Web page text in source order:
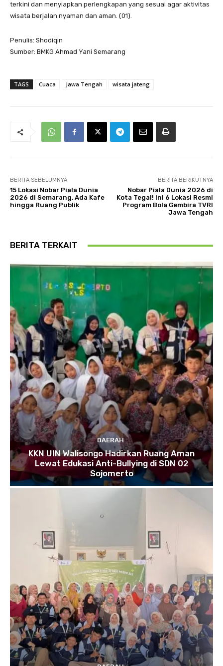
terkini dan menyiapkan perlengkapan yang sesuai agar aktivitas
wisata berjalan nyaman dan aman. (01).
Penulis: Shodiqin
Sumber: BMKG Ahmad Yani Semarang
TAGS Cuaca Jawa Tengah wisata jateng
BERITA SEBELUMNYA
15 Lokasi Nobar Piala Dunia
2026 di Semarang, Ada Kafe
hingga Ruang Publik
BERITA BERIKUTNYA
Nobar Piala Dunia 2026 di
Kota Tegal! Ini 6 Lokasi Resmi
Program Bola Gembira TVRI
Jawa Tengah
BERITA TERKAIT
DAERAH
KKN UIN Walisongo Hadirkan Ruang Aman
Lewat Edukasi Anti-Bullying di SDN 02
Sojomerto